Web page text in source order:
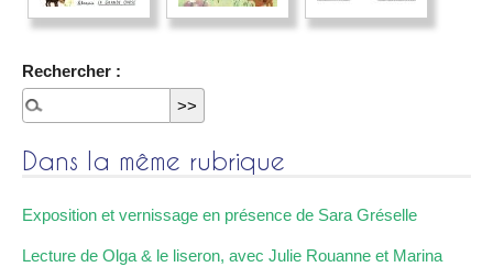
Rechercher :
Dans la même rubrique
Exposition et vernissage en présence de Sara Gréselle
Lecture de Olga & le liseron, avec Julie Rouanne et Marina